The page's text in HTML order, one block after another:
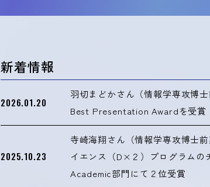
新着情報
2026.01.20
羽切まどかさん（情報学専攻博
Best Presentation Awardを受賞
2025.10.23
寺崎海翔さん（情報学専攻博士
イエンス（D×２）プログラムの
Academic部門にて２位受賞